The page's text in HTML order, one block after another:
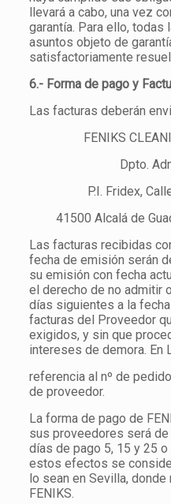
llevará a cabo, una vez
garantía. Para ello, todas
asuntos objeto de
satisfactoriamente
6.- Forma de pago y
Las facturas deberán
FENIKS
Dpto.
P.I. Fridex,
41500 Alcalá de
Las facturas recibidas
fecha de emisión serán
su emisión con fecha
el derecho de no admitir
días siguientes a la
facturas del Proveedor
exigidos, y sin que
intereses de demora. En
referencia al nº de
de proveedor.
La forma de pago de
sus proveedores será
días de pago 5, 15 y 25
estos efectos se
lo sean en Sevilla,
FENIKS.